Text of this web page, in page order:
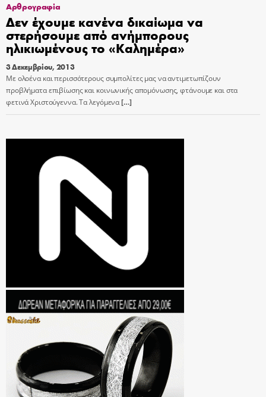
Αρθρογραφία
Δεν έχουμε κανένα δικαίωμα να
στερήσουμε από ανήμπορους
ηλικιωμένους το «Καλημέρα»
3 Δεκεμβρίου, 2013
Με ολοένα και περισσότερους συμπολίτες μας να αντιμετωπίζουν
προβλήματα επιβίωσης και κοινωνικής απομόνωσης, φτάνουμε και στα
φετινά Χριστούγεννα. Τα λεγόμενα[…]